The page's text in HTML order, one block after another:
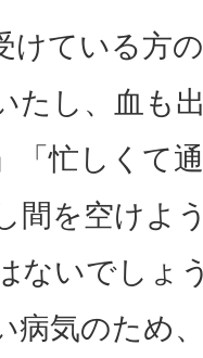
けている方
たし、血も
「忙しくて
間を空けよ
ないでしょ
病気のため